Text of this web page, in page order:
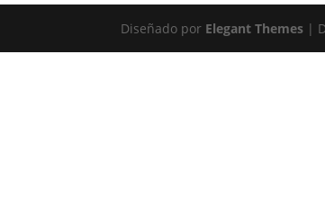
Diseñado por Elegant Themes |